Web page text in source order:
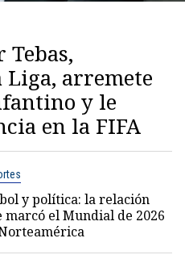
Tebas,
Liga, arremete
y le
en la FIFA
y política: la relación
marcó el Mundial de 2026